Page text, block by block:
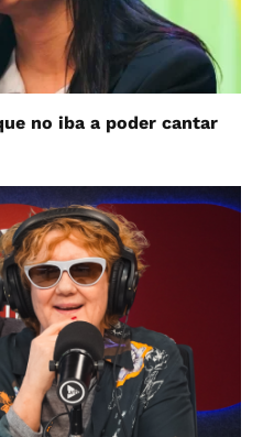
no iba a poder cantar